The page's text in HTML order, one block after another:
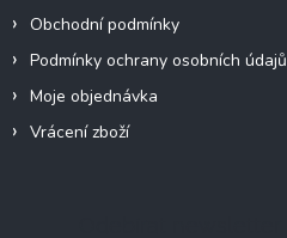
Obchodní podmínky
Podmínky ochrany osobních údajů
Moje objednávka
Vrácení zboží